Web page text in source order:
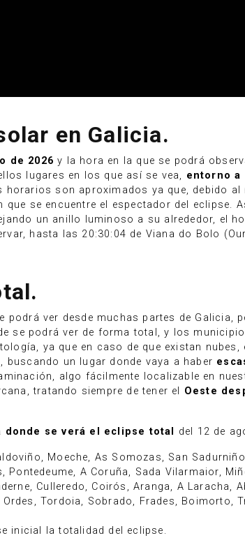
en Galicia.
de 2026 y la hora en la que se podrá
lugares en los que así se vea, entorno a
son aproximados ya que, debido
se encuentre el espectador del eclipse.
un anillo luminoso a su alrededor, el
hasta las 20:30:04 de Viana do Bolo
ver desde muchas partes de Galicia,
se podrá ver de forma total, y los
ya que en caso de que existan
, buscando un lugar donde vaya a haber
algo fácilmente localizable en
tratando siempre de tener el Oeste
se verá el eclipse total del 12 de
Moeche, As Somozas, San
Pontedeume, A Coruña, Sada Vilarmaior,
Culleredo, Coirós, Aranga, A Laracha,
Tordoia, Sobrado, Frades, Boimorto,
inicial la totalidad del eclipse.